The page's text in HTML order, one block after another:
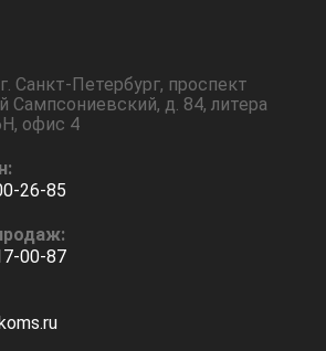
Санкт-Петербург, проспект
Сампсониевский, д. 84, литера
офис 4
26-85
00-87
Откроется